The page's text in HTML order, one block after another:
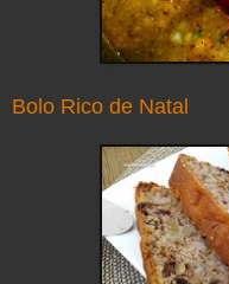
Bolo Rico de Natal